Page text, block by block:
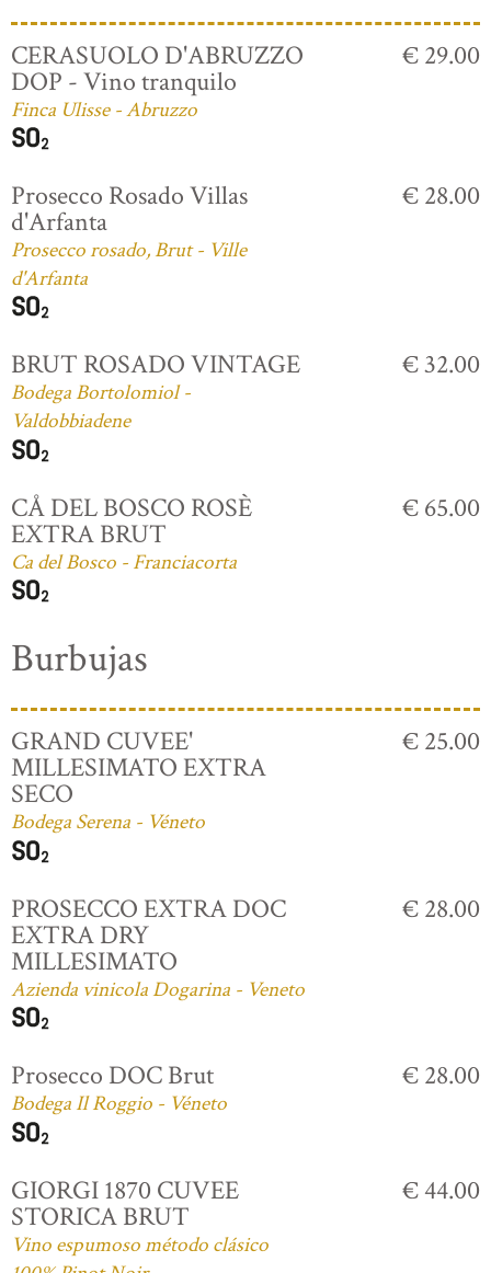
CERASUOLO D'ABRUZZO
DOP - Vino tranquilo
Finca Ulisse - Abruzzo
€ 29.00
Prosecco Rosado Villas
d'Arfanta
Prosecco rosado, Brut - Ville
d'Arfanta
€ 28.00
BRUT ROSADO VINTAGE
Bodega Bortolomiol -
Valdobbiadene
€ 32.00
CÅ DEL BOSCO ROSÈ
EXTRA BRUT
Ca del Bosco - Franciacorta
€ 65.00
Burbujas
GRAND CUVEE'
MILLESIMATO EXTRA
SECO
Bodega Serena - Véneto
€ 25.00
PROSECCO EXTRA DOC
EXTRA DRY
MILLESIMATO
Azienda vinicola Dogarina - Veneto
€ 28.00
Prosecco DOC Brut
Bodega Il Roggio - Véneto
€ 28.00
GIORGI 1870 CUVEE
STORICA BRUT
Vino espumoso método clásico
€ 44.00